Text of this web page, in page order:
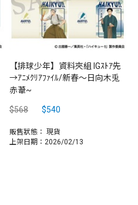
【排球少年】資料夾組 IGｽﾄｱ先
→ｱﾆﾒｸﾘｱﾌｧｲﾙ/新春～日向木兎
赤葦~
$568 $540
販售狀態： 現貨
上架日期：2026/02/13